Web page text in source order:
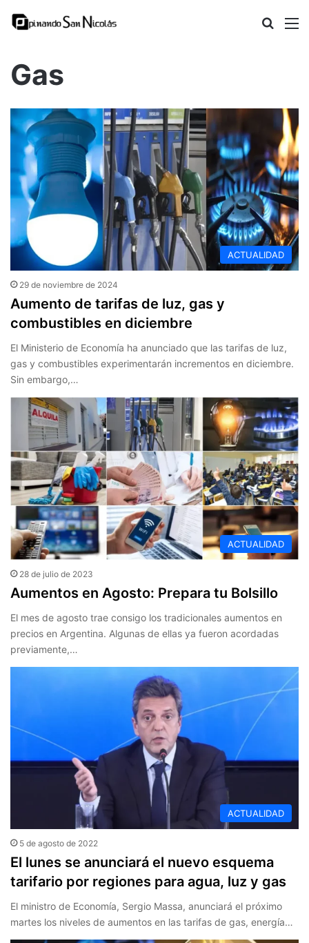
Buscar
Gas
ACTUALIDAD
29 de noviembre de 2024
Aumento de tarifas de luz, gas y
combustibles en diciembre
El Ministerio de Economía ha anunciado que las tarifas de luz,
gas y combustibles experimentarán incrementos en diciembre.
Sin embargo,…
ACTUALIDAD
28 de julio de 2023
Aumentos en Agosto: Prepara tu Bolsillo
El mes de agosto trae consigo los tradicionales aumentos en
precios en Argentina. Algunas de ellas ya fueron acordadas
previamente,…
ACTUALIDAD
5 de agosto de 2022
El lunes se anunciará el nuevo esquema
tarifario por regiones para agua, luz y gas
El ministro de Economía, Sergio Massa, anunciará el próximo
martes los niveles de aumentos en las tarifas de gas, energía…